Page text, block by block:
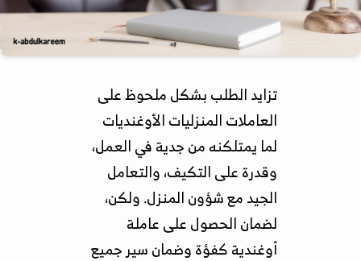
تزايد الطلب بشكل ملحوظ على
العاملات المنزليات الأوغنديات
لما يمتلكنه من جدية في العمل،
وقدرة على التكيف، والتعامل
الجيد مع شؤون المنزل. ولكن،
لضمان الحصول على عاملة
أوغندية كفؤة وضمان سير جميع